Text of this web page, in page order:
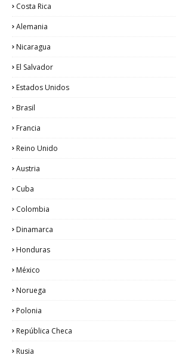
Costa Rica
Alemania
Nicaragua
El Salvador
Estados Unidos
Brasil
Francia
Reino Unido
Austria
Cuba
Colombia
Dinamarca
Honduras
México
Noruega
Polonia
República Checa
Rusia